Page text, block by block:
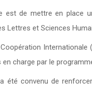
est de mettre en place
Lettres et Sciences
charge par le
convenu de renforcer